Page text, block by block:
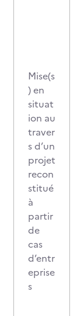
Mise(s
) en
situat
ion au
traver
s d’un
projet
recon
stitué
à
partir
de
cas
d’entr
eprise
s